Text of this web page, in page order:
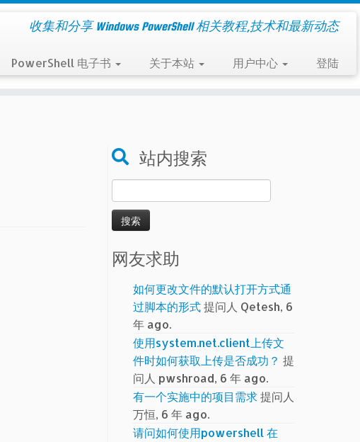
收集和分享 Windows PowerShell 相关教程,技术和最新动态
PowerShell 电子书 关于本站 用户中心 登陆
站内搜索
索：
网友求助
如何更改文件的默认打开方式通
过脚本的形式提问人 Qetesh, 6
年 ago.
使用system.net.client上传文
件时如何获取上传是否成功？ 提
问人 pwshroad, 6 年 ago.
有一个实施中的项目需求提问人
万恒, 6 年 ago.
请问如何使用powershell 在